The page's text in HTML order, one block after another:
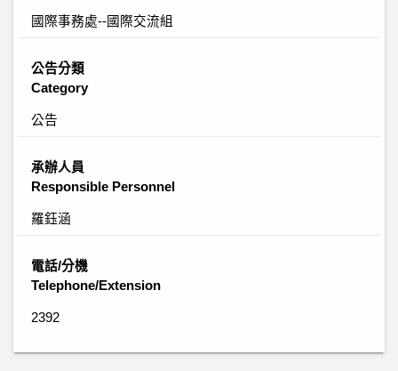
國際事務處--國際交流組
公告分類
Category
公告
承辦人員
Responsible Personnel
羅鈺涵
電話/分機
Telephone/Extension
2392